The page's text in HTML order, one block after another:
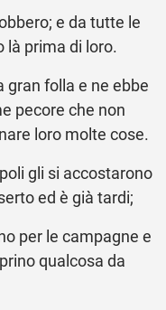
e da tutte le
là prima di loro.
gran folla e ne ebbe
pecore che non
loro molte cose.
gli si accostarono
ed è già tardi;
per le campagne e
qualcosa da